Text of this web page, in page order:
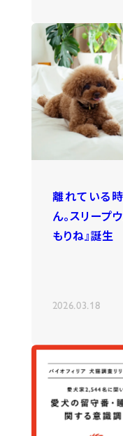
離れている
ん。スリープ
もりね』誕生
2026.03.18